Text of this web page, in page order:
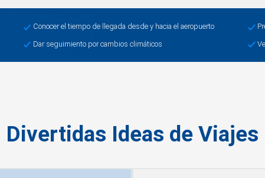
Conocer el tiempo de llegada desde y hacia el aeropuerto
Dar seguimiento por cambios climáticos
Divertidas Ideas de Viajes